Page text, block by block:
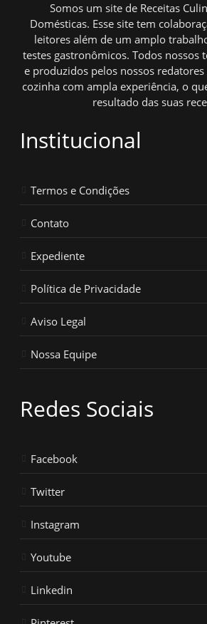
Somos um site de Receitas
Domésticas. Esse site tem
leitores além de um amplo
testes gastronômicos. Todos nossos
e produzidos pelos nossos redatores
cozinha com ampla experiência, o
resultado das suas
Institucional
Termos e Condições
Contato
Expediente
Política de Privacidade
Aviso Legal
Nossa Equipe
Redes Sociais
Facebook
Twitter
Instagram
Youtube
Linkedin